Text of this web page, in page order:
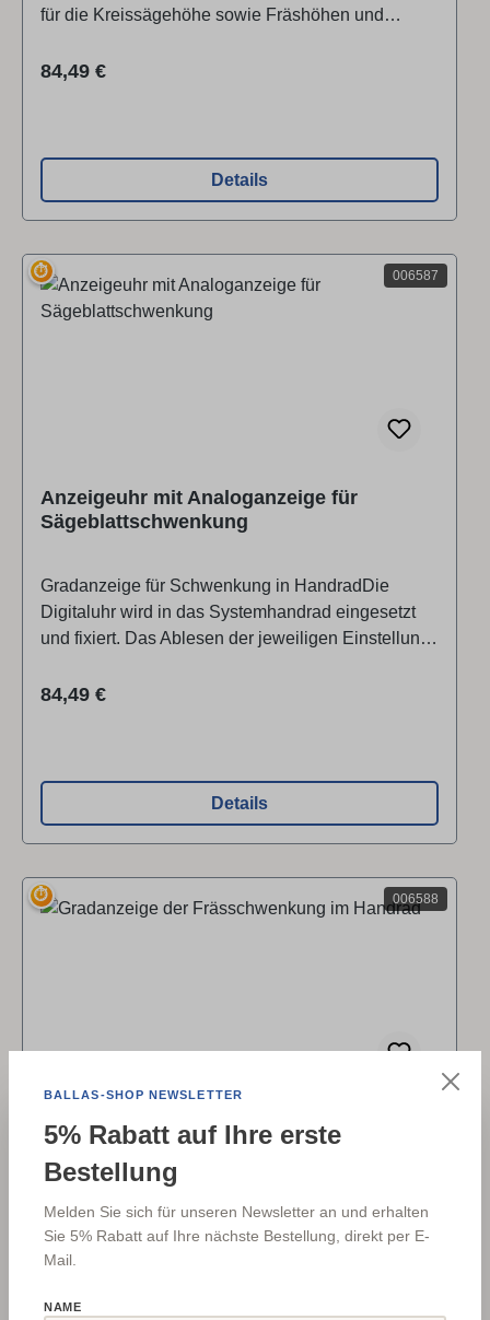
für die Kreissägehöhe sowie Fräshöhen und
Das Ablesen der jeweiligen Einstellung erfolgt
Regulärer Preis:
84,49 €
Details
006587
⏱
Anzeigeuhr mit Analoganzeige für
Sägeblattschwenkung
Gradanzeige für Schwenkung in HandradDie
Digitaluhr wird in das Systemhandrad eingesetzt
und fixiert. Das Ablesen der jeweiligen Einstellung
Kreissägeblatt-Schwenkung 90°–45° Passend
Regulärer Preis:
84,49 €
Details
006588
⏱
Gradanzeige der Frässchwenkung im
Handrad
Passend für System-Handrad Serie700 ab 04/2007
BALLAS-SHOP NEWSLETTER
5% Rabatt auf Ihre erste
Bestellung
Melden Sie sich für unseren Newsletter an und erhalten
Sie 5% Rabatt auf Ihre nächste Bestellung, direkt per E-
Mail.
NAME